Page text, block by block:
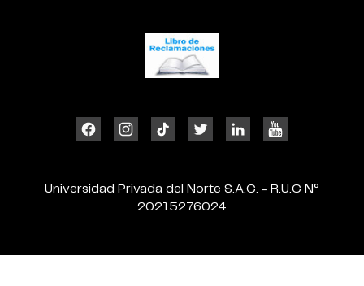
Universidad Privada del Norte S.A.C. - R.U.C N°
20215276024